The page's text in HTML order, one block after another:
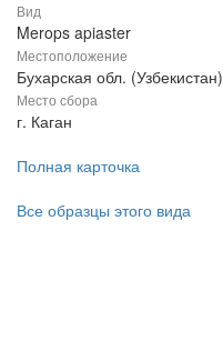
Вид
Merops apiaster
Местоположение
Бухарская обл. (Узбекистан)
Место сбора
г. Каган
Полная карточка
Все образцы этого вида